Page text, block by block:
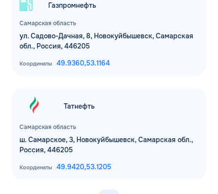
Самарская область
Газпромнефть
ул. Садово-Дачная, 8, Новокуйбышевск, Самарская
обл., Россия, 446205
Координаты 49.9360,53.1164
Самарская область
Татнефть
ш. Самарское, 3, Новокуйбышевск, Самарская обл.,
Россия, 446205
Координаты 49.9420,53.1205